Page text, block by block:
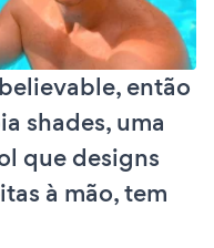
então
shades, uma
que designs
à mão, tem